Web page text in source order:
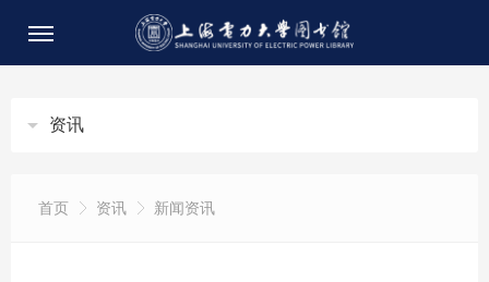
资讯
首页 资讯 新闻资讯